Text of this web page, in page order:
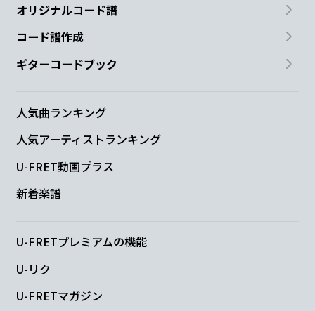
オリジナルコード譜
コード譜作成
ギターコードブック
人気曲ランキング
人気アーティストランキング
U-FRET動画プラス
新着楽譜
U-FRETプレミアムの機能
U-リク
U-FRETマガジン